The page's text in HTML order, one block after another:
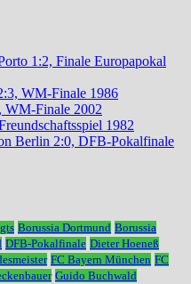
1:2, Finale Europapokal
WM-Finale 1986
Finale 2002
1982
Berlin 2:0, DFB-Pokalfinale
Borussia Dortmund Borussia
DFB-Pokalfinale Dieter Hoeneß
FC Bayern München FC
Guido Buchwald